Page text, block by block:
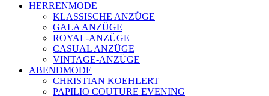
HERRENMODE
KLASSISCHE ANZÜGE
GALA ANZÜGE
ROYAL-ANZÜGE
CASUAL ANZÜGE
VINTAGE-ANZÜGE
ABENDMODE
CHRISTIAN KOEHLERT
PAPILIO COUTURE EVENING